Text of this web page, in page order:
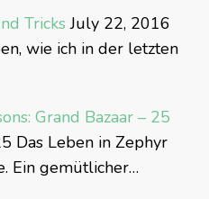
Tricks July 22, 2016
wie ich in der letzten
Grand Bazaar – 25
Das Leben in Zephyr
Ein gemütlicher…